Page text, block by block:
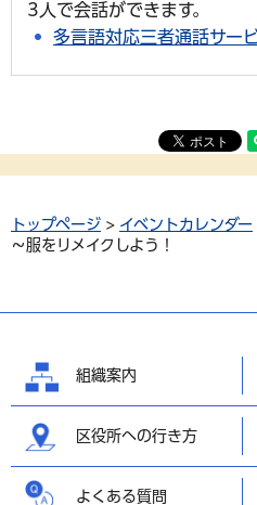
3人で会話ができます。
多言語対応三者通話サー
トップページ > イベントカレンダー
～服をリメイクしよう！
組織案内
区役所への行き方
よくある質問